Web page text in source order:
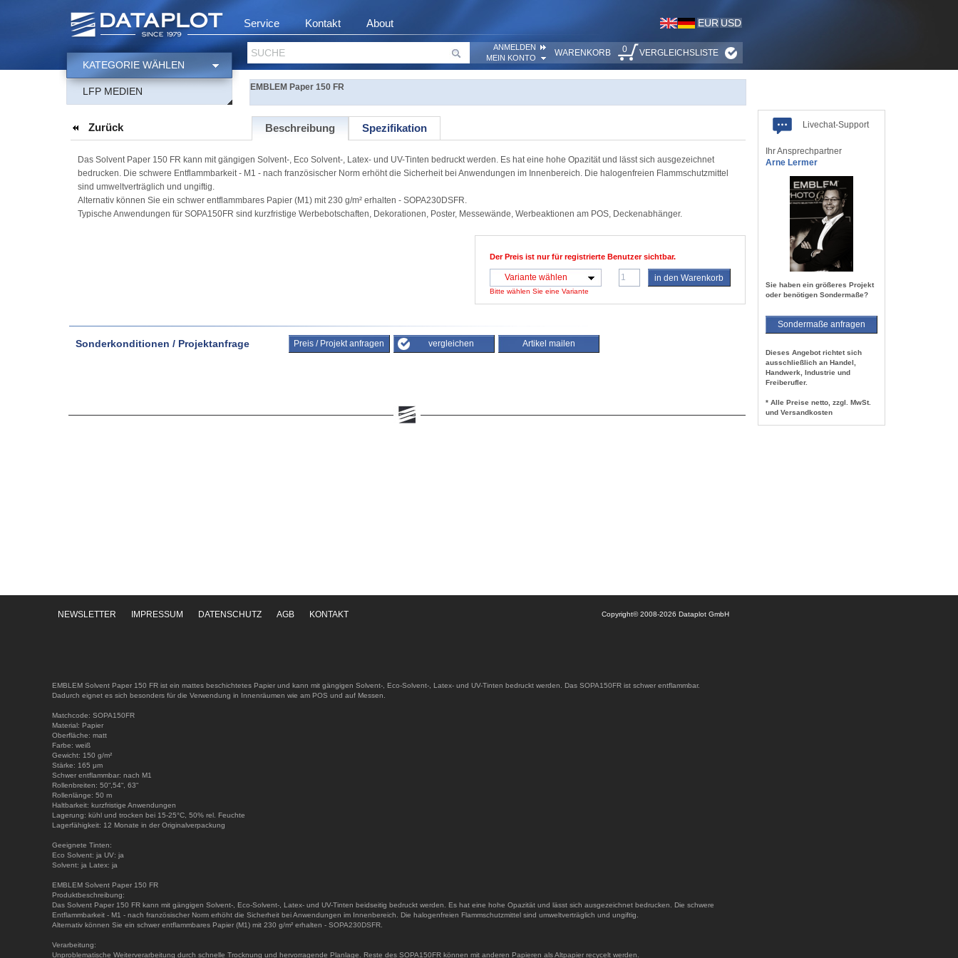
Service Kontakt About EUR USD
SUCHE
ANMELDEN
MEIN KONTO
WARENKORB 0 VERGLEICHSLISTE
KATEGORIE WÄHLEN
LFP MEDIEN EMBLEM Paper 150 FR
Zurück Beschreibung Spezifikation
Das Solvent Paper 150 FR kann mit gängigen Solvent-, Eco Solvent-, Latex- und UV-Tinten bedruckt werden. Es hat eine hohe Opazität und lässt sich ausgezeichnet
bedrucken. Die schwere Entflammbarkeit - M1 - nach französischer Norm erhöht die Sicherheit bei Anwendungen im Innenbereich. Die halogenfreien Flammschutzmittel
sind umweltverträglich und ungiftig.
Alternativ können Sie ein schwer entflammbares Papier (M1) mit 230 g/m² erhalten - SOPA230DSFR.
Typische Anwendungen für SOPA150FR sind kurzfristige Werbebotschaften, Dekorationen, Poster, Messewände, Werbeaktionen am POS, Deckenabhänger.
Der Preis ist nur für registrierte Benutzer sichtbar.
Variante wählen
Bitte wählen Sie eine Variante
in den Warenkorb
Sonderkonditionen / Projektanfrage Preis / Projekt anfragen vergleichen Artikel mailen
Livechat-Support
Ihr Ansprechpartner
Arne Lermer
Sie haben ein größeres Projekt
oder benötigen Sondermaße?
Sondermaße anfragen
Dieses Angebot richtet sich
ausschließlich an Handel,
Handwerk, Industrie und
Freiberufler.
* Alle Preise netto, zzgl. MwSt.
und Versandkosten
NEWSLETTER IMPRESSUM DATENSCHUTZ AGB KONTAKT Copyright© 2008-2026 Dataplot GmbH
EMBLEM Solvent Paper 150 FR ist ein mattes beschichtetes Papier und kann mit gängigen Solvent-, Eco-Solvent-, Latex- und UV-Tinten bedruckt werden. Das SOPA150FR ist schwer entflammbar.
Dadurch eignet es sich besonders für die Verwendung in Innenräumen wie am POS und auf Messen.
Matchcode: SOPA150FR
Material: Papier
Oberfläche: matt
Farbe: weiß
Gewicht: 150 g/m²
Stärke: 165 μm
Schwer entflammbar: nach M1
Rollenbreiten: 50“,54“, 63“
Rollenlänge: 50 m
Haltbarkeit: kurzfristige Anwendungen
Lagerung: kühl und trocken bei 15-25°C, 50% rel. Feuchte
Lagerfähigkeit: 12 Monate in der Originalverpackung
Geeignete Tinten:
Eco Solvent: ja UV: ja
Solvent: ja Latex: ja
EMBLEM Solvent Paper 150 FR
Produktbeschreibung:
Das Solvent Paper 150 FR kann mit gängigen Solvent-, Eco-Solvent-, Latex- und UV-Tinten beidseitig bedruckt werden. Es hat eine hohe Opazität und lässt sich ausgezeichnet bedrucken. Die schwere
Entflammbarkeit - M1 - nach französischer Norm erhöht die Sicherheit bei Anwendungen im Innenbereich. Die halogenfreien Flammschutzmittel sind umweltverträglich und ungiftig.
Alternativ können Sie ein schwer entflammbares Papier (M1) mit 230 g/m² erhalten - SOPA230DSFR.
Verarbeitung:
Unproblematische Weiterverarbeitung durch schnelle Trocknung und hervorragende Planlage. Reste des SOPA150FR können mit anderen Papieren als Altpapier recycelt werden.